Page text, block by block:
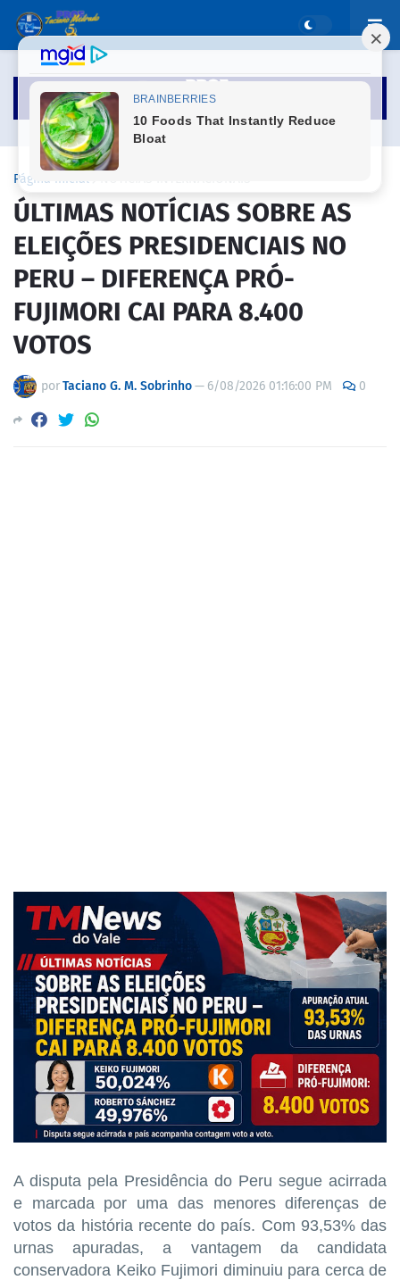
Página inicial
ÚLTIMAS NOTÍCIAS SOBRE AS
ELEIÇÕES PRESIDENCIAIS NO
PERU – DIFERENÇA PRÓ-
FUJIMORI CAI PARA 8.400
VOTOS
porTaciano G. M. Sobrinho— 6/08/2026 01:16:00 PM 0
A disputa pela Presidência do Peru segue acirrada
e marcada por uma das menores diferenças de
votos da história recente do país. Com 93,53% das
urnas apuradas, a vantagem da candidata
conservadora Keiko Fujimori diminuiu para cerca de